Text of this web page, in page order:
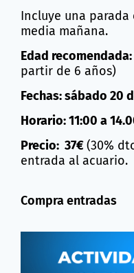
Incluye una
media mañana.
Edad recomendada:
partir de 6 años)
Fechas: sábado 20
Horario: 11:00 a
Precio: 37€(30%
entrada al acuario.
Compra entradas